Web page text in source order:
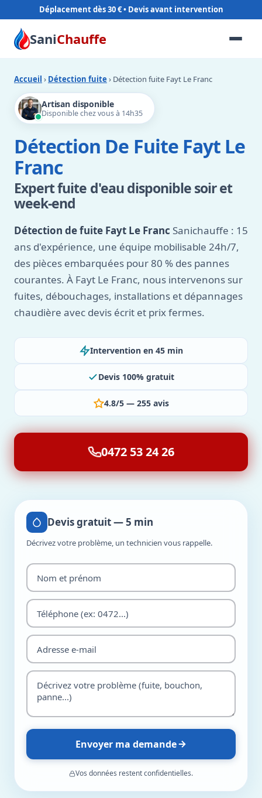
Déplacement dès 30 €
SaniChauffe
Accueil › Détection fuite › Détection fuite Fayt Le Franc
Artisan disponible
Disponible chez vous à 14h35
Détection De Fuite Fayt Le
Franc
Expert fuite d'eau disponible soir et
week-end
Détection de fuite Fayt Le Franc Sanichauffe : 15
ans d'expérience, une équipe mobilisable 24h/7,
des pièces embarquées pour 80 % des pannes
courantes. À Fayt Le Franc, nous intervenons sur
fuites, débouchages, installations et dépannages
chaudière avec devis écrit et prix fermes.
Intervention en 45 min
Devis 100% gratuit
4.8/5 — 255 avis
0472 53 24 26
Devis gratuit — 5 min
Décrivez votre problème, un technicien vous rappelle.
Envoyer ma demande
Vos données restent confidentielles.